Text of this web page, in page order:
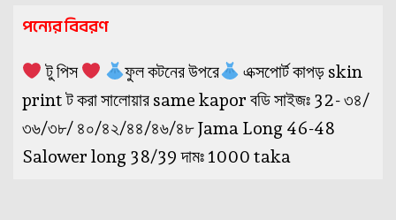
পন্যের বিবরণ
টু পিস ফুল কটনের উপরে
এক্সপোর্ট কাপড় skin
print ট করা সালোয়ার same kapor বডি সাইজঃ 32- ৩৪/
৩৬/৩৮/ ৪০/৪২/৪৪/৪৬/৪৮ Jama Long 46-48
Salower long 38/39 দামঃ 1000 taka